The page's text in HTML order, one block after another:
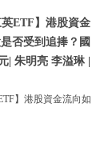
英ETF】港股資金
否受到追捧？國
| 朱明亮 李溢琳 |
】港股資金流向如